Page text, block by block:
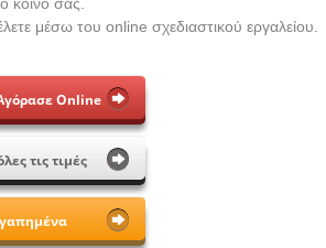
μέσω του online σχεδιαστικού εργαλείου.
Online
τις τιμές